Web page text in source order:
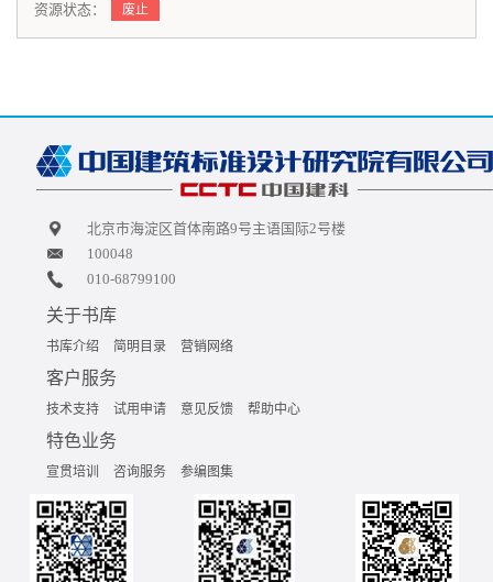
资源状态： 废止
北京市海淀区首体南路9号主语国际2号楼
100048
010-68799100
关于书库
书库介绍 简明目录 营销网络
客户服务
技术支持 试用申请 意见反馈 帮助中心
特色业务
宣贯培训 咨询服务 参编图集